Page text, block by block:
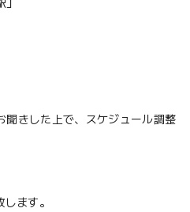
きした上で、スケジュール調整
ます。